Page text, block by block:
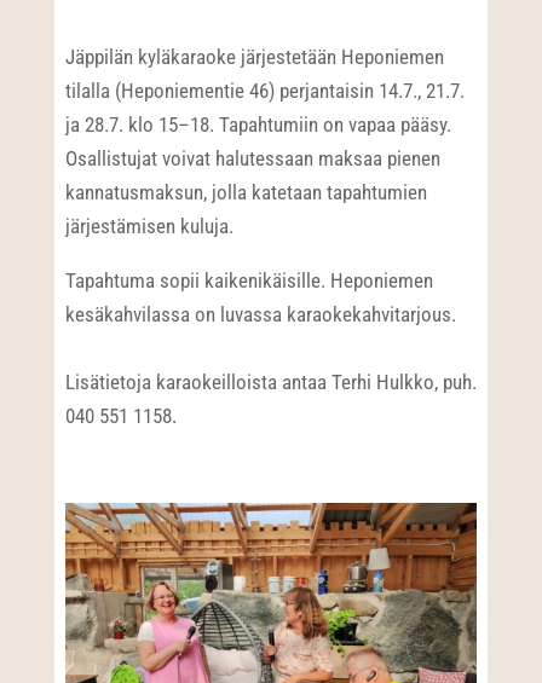
Jäppilän kyläkaraoke järjestetään Heponiemen
tilalla (Heponiementie 46) perjantaisin 14.7., 21.7.
ja 28.7. klo 15–18. Tapahtumiin on vapaa pääsy.
Osallistujat voivat halutessaan maksaa pienen
kannatusmaksun, jolla katetaan tapahtumien
järjestämisen kuluja.
Tapahtuma sopii kaikenikäisille. Heponiemen
kesäkahvilassa on luvassa karaokekahvitarjous.
Lisätietoja karaokeilloista antaa Terhi Hulkko, puh.
040 551 1158.